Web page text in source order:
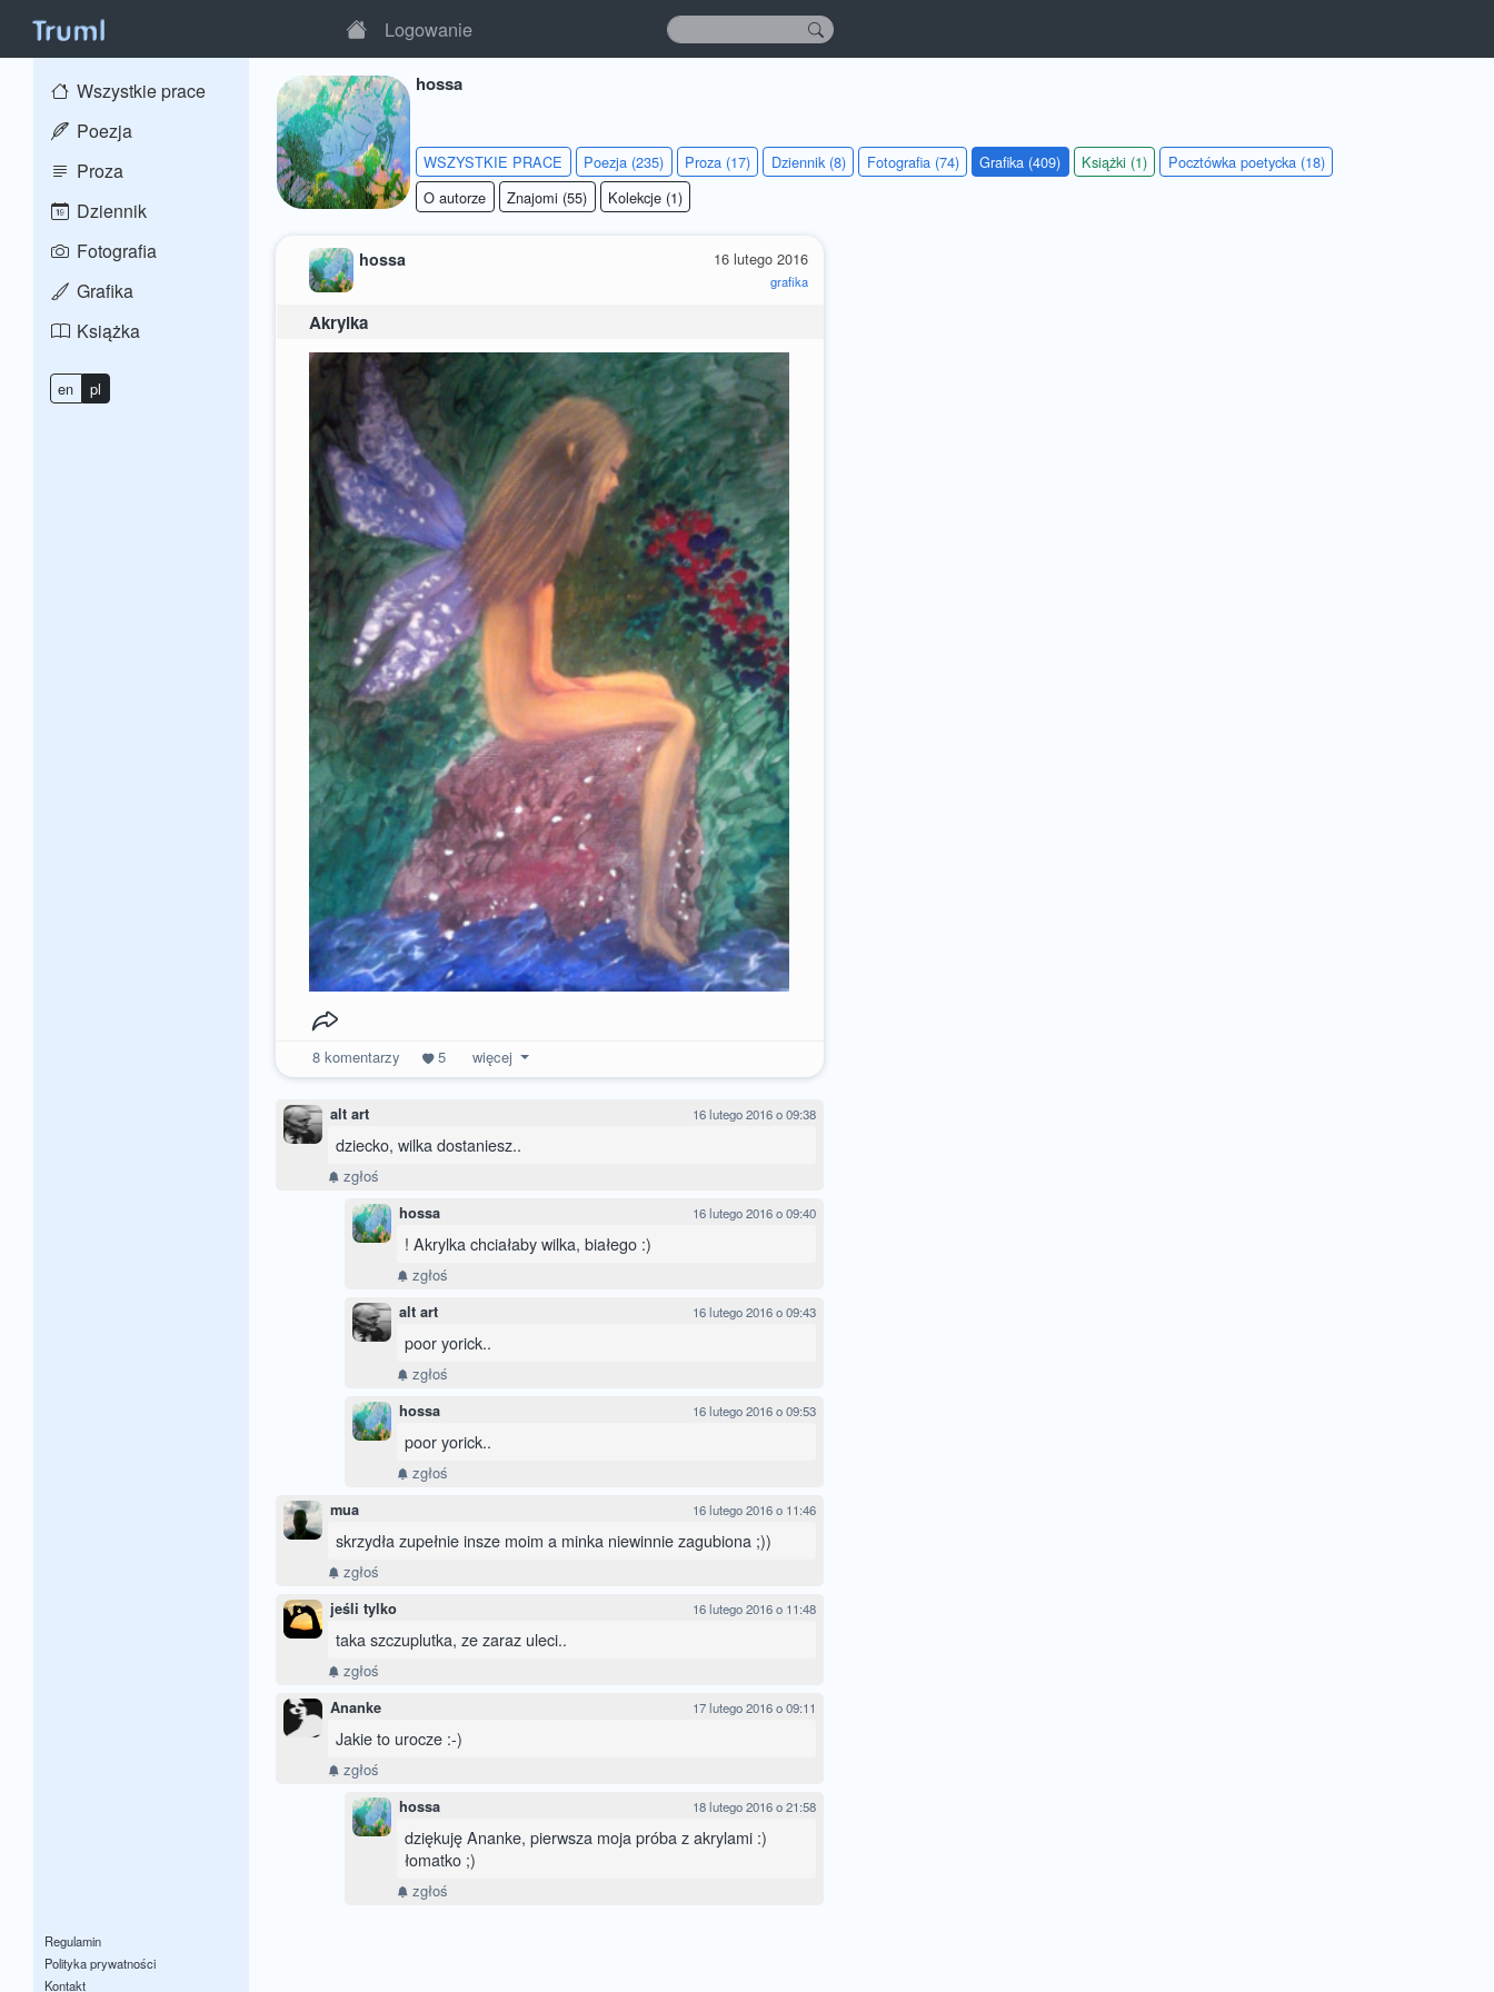
Logowanie
Wszystkie prace
Poezja
Proza
Dziennik
Fotografia
Grafika
Książka
en pl
Regulamin
Polityka prywatności
Kontakt
hossa
WSZYSTKIE PRACE Poezja (235) Proza (17) Dziennik (8) Fotografia (74) Grafika (409) Książki (1)
Pocztówka poetycka (18)
O autorze
Znajomi (55) Kolekcje (1)
16 lutego 2016
grafika
hossa
Akrylka
8komentarzy 5 więcej
alt art 16 lutego 2016 o 09:38
dziecko, wilka dostaniesz..
zgłoś
hossa 16 lutego 2016 o 09:40
! Akrylka chciałaby wilka, białego :)
zgłoś
alt art 16 lutego 2016 o 09:43
poor yorick..
zgłoś
hossa 16 lutego 2016 o 09:53
poor yorick..
zgłoś
mua 16 lutego 2016 o 11:46
skrzydła zupełnie insze moim a minka niewinnie zagubiona ;))
zgłoś
jeśli tylko 16 lutego 2016 o 11:48
taka szczuplutka, ze zaraz uleci..
zgłoś
Ananke 17 lutego 2016 o 09:11
Jakie to urocze :-)
zgłoś
hossa 18 lutego 2016 o 21:58
dziękuję Ananke, pierwsza moja próba z akrylami :)
łomatko ;)
zgłoś